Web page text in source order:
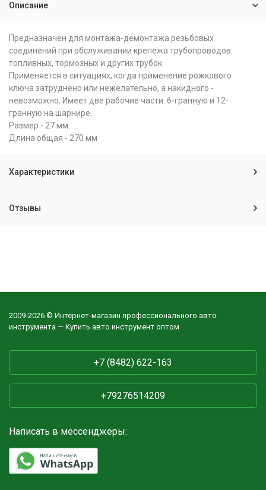
Описание
Предназначен для монтажа-демонтажа резьбовых
соединений при обслуживании крепежа трубопроводов:
топливных, тормозных и других трубок.
Применяется в ситуациях, когда применение рожкового
ключа затруднено или нежелательно, а накидного -
невозможно. Имеет две рабочие части: 6-гранную и 12-
гранную на шарнире.
Размер - 27 мм.
Длина общая - 270 мм
Характеристики
Отзывы
2009-2026 © Интернет-магазин профессионального авто
инструмента — Купить авто инструмент оптом
+7 (8482) 622-163
+79276514209
Написать в мессенджеры: